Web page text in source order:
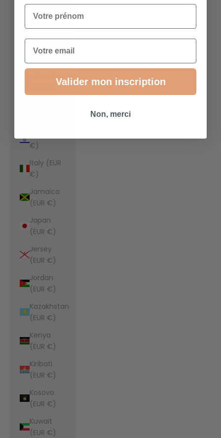
Indonesia
(EUR €)
Iraq (EUR
€)
Italy (EUR
€)
Jamaica
(EUR €)
Japan
(EUR €)
Jersey
(EUR €)
Jordan
(EUR €)
Kazakhstan
(EUR €)
Kenya
(EUR €)
Kiribati
(EUR €)
Kosovo
(EUR €)
Kuwait
(EUR €)
Votre prénom
Email
Valider mon inscription
Non, merci